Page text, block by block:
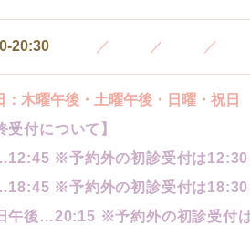
20:30 ／ ／ ／
：木曜午後・土曜午後・日曜・祝日
受付について】
※予約外の初診受付は12:30
※予約外の初診受付は18:30
午後…20:15 ※予約外の初診受付